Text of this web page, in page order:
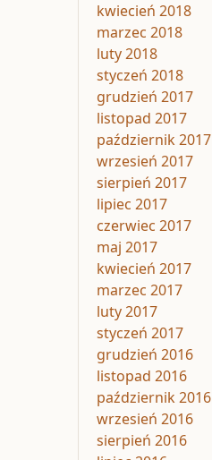
kwiecień 2018
marzec 2018
luty 2018
styczeń 2018
grudzień 2017
listopad 2017
październik 2017
wrzesień 2017
sierpień 2017
lipiec 2017
czerwiec 2017
maj 2017
kwiecień 2017
marzec 2017
luty 2017
styczeń 2017
grudzień 2016
listopad 2016
październik 2016
wrzesień 2016
sierpień 2016